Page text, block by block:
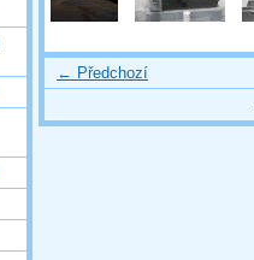
← Předchozí